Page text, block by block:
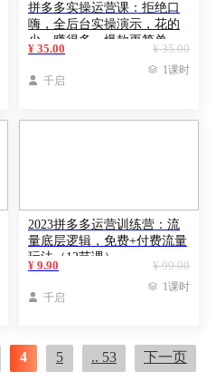
拼多多实操运营课：拒绝口
嗨，全后台实操演示，花的
少，赚得多，爆款更简单
¥ 35.00
¥ 35.00
 千启
 1课时
2023拼多多运营训练营：流
量底层逻辑，免费+付费流量
玩法（12节课）
¥ 99.00
¥ 9.90
 千启
 1课时
4 5 .. 53 下一页